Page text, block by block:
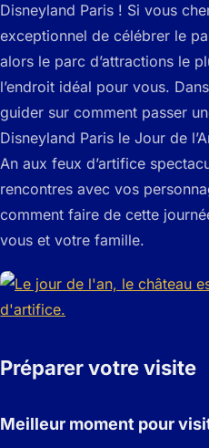
Disneyland Paris ! Si vous
exceptionnel de célébrer le
alors le parc d’attractions le
l’endroit idéal pour vous.
guider sur comment passer
Disneyland Paris le Jour de
An aux feux d’artifice
rencontres avec vos
comment faire de cette
vous et votre famille.
Préparer votre visite
Meilleur moment pour